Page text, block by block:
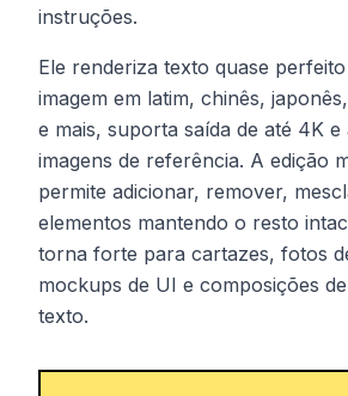
instruções.
Ele renderiza texto quase
imagem em latim, chinês,
e mais, suporta saída de até 4K e
imagens de referência. A edição
permite adicionar, remover,
elementos mantendo o resto
torna forte para cartazes, fotos
mockups de UI e composições
texto.